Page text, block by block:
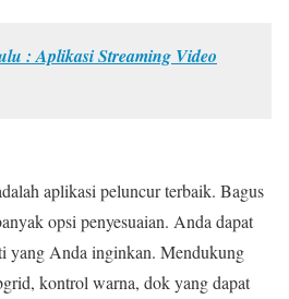
: Aplikasi Streaming Video
aplikasi peluncur terbaik. Bagus
opsi penyesuaian. Anda dapat
yang Anda inginkan. Mendukung
kontrol warna, dok yang dapat